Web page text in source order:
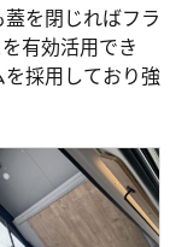
を閉じればフラ
有効活用でき
採用しており強